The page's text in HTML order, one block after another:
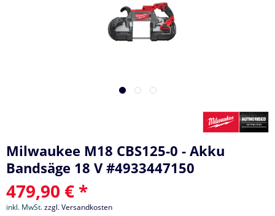
Milwaukee M18 CBS125-0 - Akku
Bandsäge 18 V #4933447150
479,90 € *
inkl. MwSt.zzgl. Versandkosten